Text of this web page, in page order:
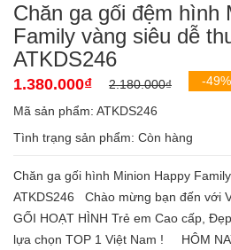
Chăn ga gối đệm hình
Family vàng siêu dễ
ATKDS246
1.380.000₫ 2.180.000₫ -49%
Mã sản phẩm: ATKDS246
Tình trạng sản phẩm: Còn hàng
Chăn ga gối hình Minion Happy
ATKDS246 Chào mừng bạn đến với
GỐI HOẠT HÌNH Trẻ em Cao cấp,
lựa chọn TOP 1 Việt Nam ! HÔM